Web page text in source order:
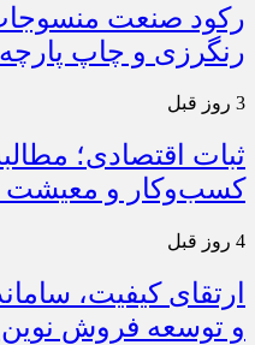
رکود صنعت
رنگرزی و چاپ
3 روز قبل
ثبات اقتصادی؛
کسب‌وکار و معیشت
4 روز قبل
ارتقای کیفیت،
و توسعه فروش